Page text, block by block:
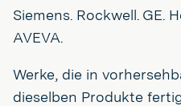
Siemens. Rockwell. GE.
AVEVA.
Werke, die in
dieselben Produkte